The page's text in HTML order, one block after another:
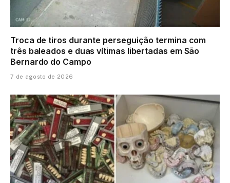
Troca de tiros durante perseguição termina com
três baleados e duas vítimas libertadas em São
Bernardo do Campo
7 de agosto de 2026